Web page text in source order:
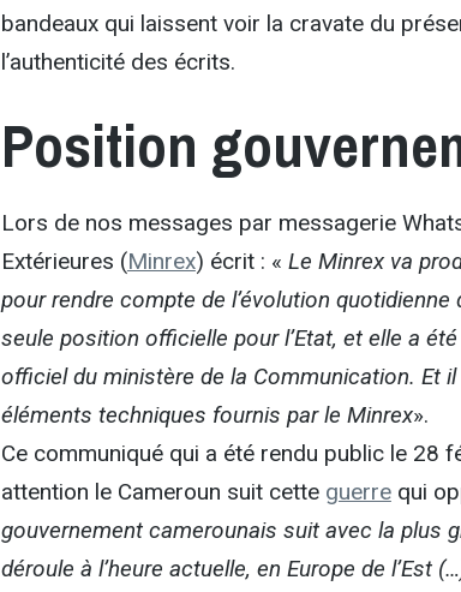
bandeaux qui laissent voir la cravate du
l’authenticité des écrits.
Position
Lors de nos messages par messagerie
Extérieures (Minrex) écrit : « Le Minrex va
pour rendre compte de l’évolution quotidienne
seule position officielle pour l’Etat, et elle a
officiel du ministère de la Communication. Et
éléments techniques fournis par le Minrex».
Ce communiqué qui a été rendu public le 28
attention le Cameroun suit cette guerrequi
gouvernement camerounais suit avec la plus
déroule à l’heure actuelle, en Europe de l’Est